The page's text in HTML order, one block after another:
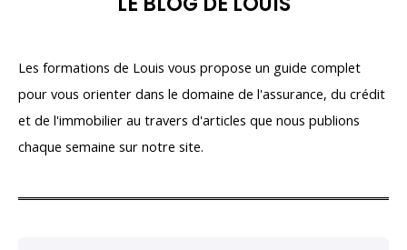
Les formations de Louis vous propose un guide complet
pour vous orienter dans le domaine de l'assurance, du crédit
et de l'immobilier au travers d'articles que nous publions
chaque semaine sur notre site.